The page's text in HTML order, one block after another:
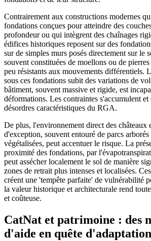
Contrairement aux constructions modernes
fondations conçues pour atteindre des
profondeur ou qui intègrent des chaînages
édifices historiques reposent sur des
sur de simples murs posés directement sur le
souvent constituées de moellons ou de
peu résistants aux mouvements différentiels.
sous ces fondations subit des variations de
bâtiment, souvent massive et rigide, est
déformations. Les contraintes s'accumulent et
désordres caractéristiques du RGA.
De plus, l'environnement direct des châteaux
d'exception, souvent entouré de parcs arborés
végétalisées, peut accentuer le risque. La
proximité des fondations, par
peut assécher localement le sol de manière
zones de retrait plus intenses et localisées.
créent une 'tempête parfaite' de vulnérabilité
la valeur historique et architecturale rend
et coûteuse.
CatNat et patrimoine : des
d'aide en quête d'adaptation